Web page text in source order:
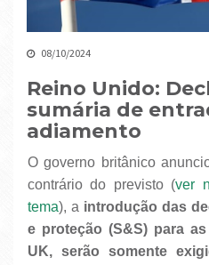
08/10/2024
Reino Unido:
sumária de
adiamento
O governo britânico anunciou, esta semana, que, ao
contrário do previsto (ver
tema), a introdução das
e proteção (S&S) para
UK, serão somente